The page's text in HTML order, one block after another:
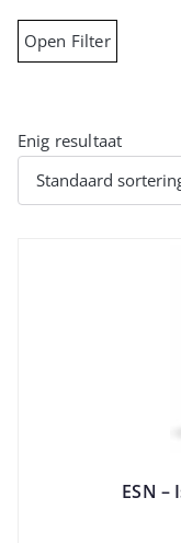
Open Filter
Enig resultaat
ESN –